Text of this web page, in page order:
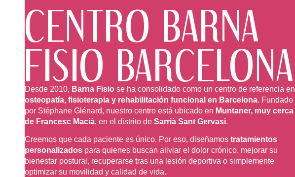
CENTRO BARNA
FISIO BARCELONA
Desde 2010, Barna Fisio se ha consolidado como un centro de referencia en
osteopatía, fisioterapia y rehabilitación funcional en Barcelona. Fundado
por Stéphane Glénard, nuestro centro está ubicado en Muntaner, muy cerca
de Francesc Macià, en el distrito de Sarrià Sant Gervasi.
Creemos que cada paciente es único. Por eso, diseñamos tratamientos
personalizados para quienes buscan aliviar el dolor crónico, mejorar su
bienestar postural, recuperarse tras una lesión deportiva o simplemente
optimizar su movilidad y calidad de vida.